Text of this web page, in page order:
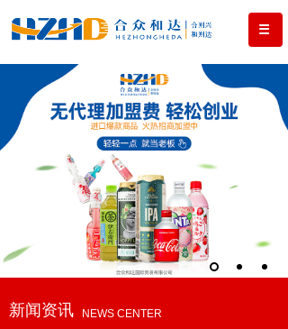
MORE +
新闻资讯 NEWS CENTER